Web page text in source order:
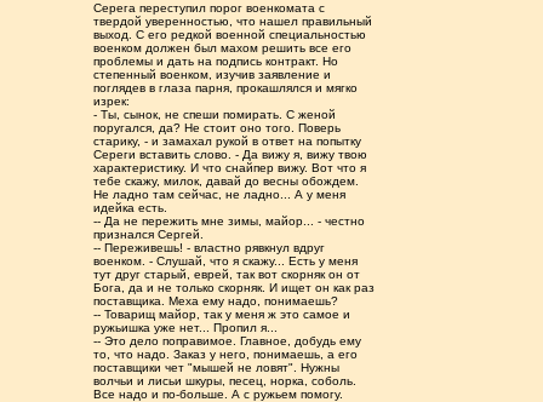
Серега переступил порог военкомата с
твердой уверенностью, что нашел правильный
выход. С его редкой военной специальностью
военком должен был махом решить все его
проблемы и дать на подпись контракт. Но
степенный военком, изучив заявление и
поглядев в глаза парня, прокашлялся и мягко
изрек:
- Ты, сынок, не спеши помирать. С женой
поругался, да? Не стоит оно того. Поверь
старику, - и замахал рукой в ответ на попытку
Сереги вставить слово. - Да вижу я, вижу твою
характеристику. И что снайпер вижу. Вот что я
тебе скажу, милок, давай до весны обождем.
Не ладно там сейчас, не ладно... А у меня
идейка есть.
-- Да не пережить мне зимы, майор... - честно
признался Сергей.
-- Переживешь! - властно рявкнул вдруг
военком. - Слушай, что я скажу... Есть у меня
тут друг старый, еврей, так вот скорняк он от
Бога, да и не только скорняк. И ищет он как раз
поставщика. Меха ему надо, понимаешь?
-- Товарищ майор, так у меня ж это самое и
ружьишка уже нет... Пропил я...
-- Это дело поправимое. Главное, добудь ему
то, что надо. Заказ у него, понимаешь, а его
поставщики чет "мышей не ловят". Нужны
волчьи и лисьи шкуры, песец, норка, соболь.
Все надо и по-больше. А с ружьем помогу.